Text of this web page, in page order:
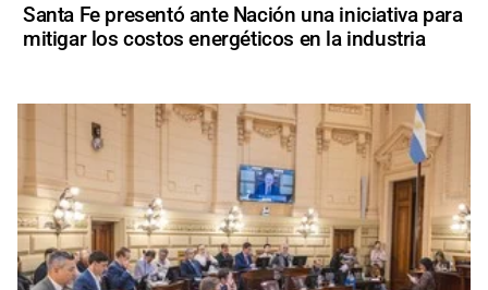
Santa Fe presentó ante Nación una iniciativa para
mitigar los costos energéticos en la industria